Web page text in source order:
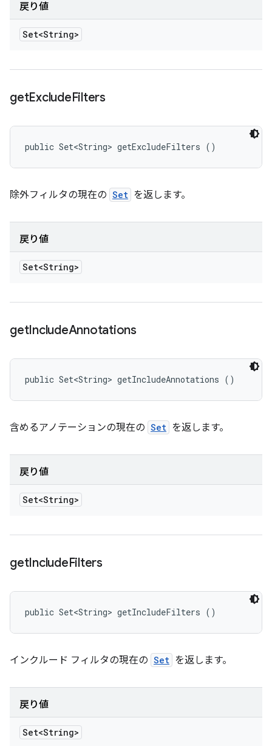
戻り値
Set<String>
getExcludeFilters
public Set<String> getExcludeFilters ()
除外フィルタの現在の Set を返します。
戻り値
Set<String>
getIncludeAnnotations
public Set<String> getIncludeAnnotations ()
含めるアノテーションの現在の Set を返します。
戻り値
Set<String>
getIncludeFilters
public Set<String> getIncludeFilters ()
インクルード フィルタの現在の Set を返します。
戻り値
Set<String>